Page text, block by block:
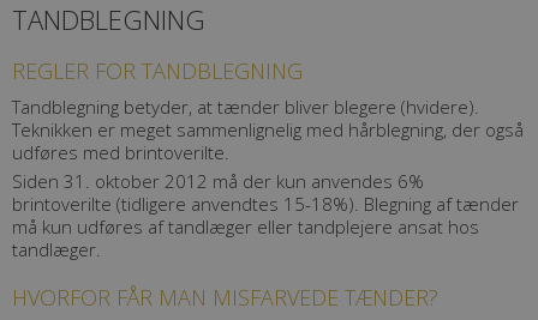
TANDBLEGNING
REGLER FOR TANDBLEGNING
Tandblegning betyder, at tænder bliver blegere (hvidere).
Teknikken er meget sammenlignelig med hårblegning, der også
udføres med brintoverilte.
Siden 31. oktober 2012 må der kun anvendes 6%
brintoverilte (tidligere anvendtes 15-18%). Blegning af tænder
må kun udføres af tandlæger eller tandplejere ansat hos
tandlæger.
HVORFOR FÅR MAN MISFARVEDE TÆNDER?